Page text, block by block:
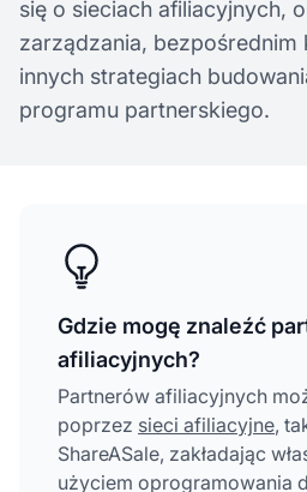
się o sieciach afiliacyjnych,
zarządzania, bezpośrednim
innych strategiach
programu partnerskiego.
Gdzie mogę znaleźć
afiliacyjnych?
Partnerów afiliacyjnych
poprzez sieci afiliacyjne,
ShareASale, zakładając
użyciem oprogramowania